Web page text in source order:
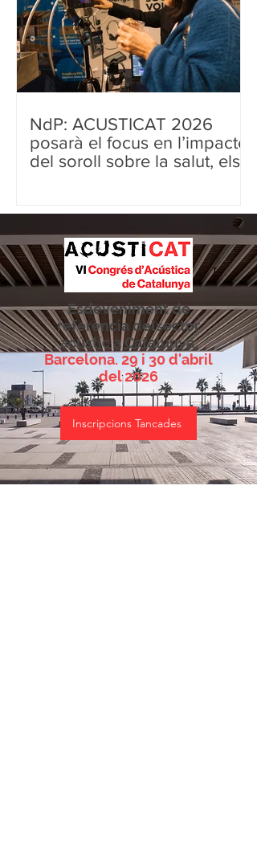
NdP: ACUSTICAT 2026
posarà el focus en l’impacte
del soroll sobre la salut, els
Esdeveniment de
referència delsector
acústic a Catalunya.
Barcelona. 29 i 30 d'abril
del 2026
Inscripcions Tancades